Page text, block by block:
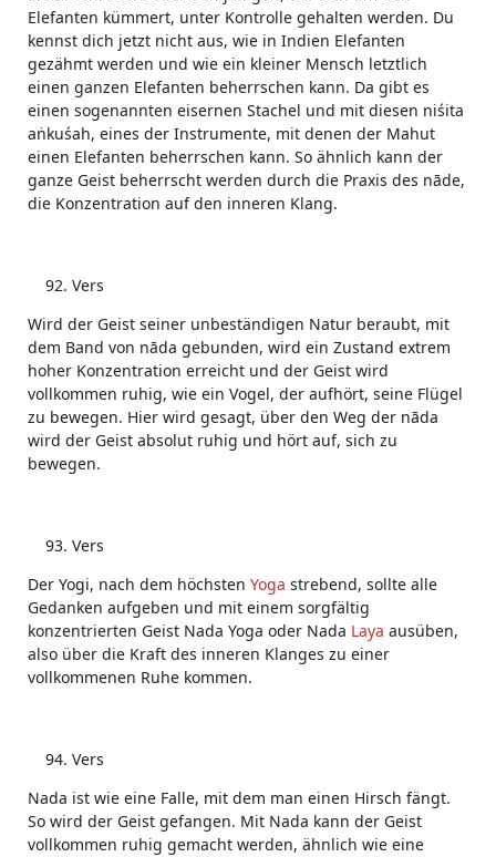
Elefanten kümmert, unter Kontrolle gehalten werden. Du
kennst dich jetzt nicht aus, wie in Indien Elefanten
gezähmt werden und wie ein kleiner Mensch letztlich
einen ganzen Elefanten beherrschen kann. Da gibt es
einen sogenannten eisernen Stachel und mit diesen niśita
aṅkuśah, eines der Instrumente, mit denen der Mahut
einen Elefanten beherrschen kann. So ähnlich kann der
ganze Geist beherrscht werden durch die Praxis des nāde,
die Konzentration auf den inneren Klang.
Vers
Wird der Geist seiner unbeständigen Natur beraubt, mit
dem Band von nāda gebunden, wird ein Zustand extrem
hoher Konzentration erreicht und der Geist wird
vollkommen ruhig, wie ein Vogel, der aufhört, seine Flügel
zu bewegen. Hier wird gesagt, über den Weg der nāda
wird der Geist absolut ruhig und hört auf, sich zu
bewegen.
Vers
Der Yogi, nach dem höchsten Yoga strebend, sollte alle
Gedanken aufgeben und mit einem sorgfältig
konzentrierten Geist Nada Yoga oder Nada Laya ausüben,
also über die Kraft des inneren Klanges zu einer
vollkommenen Ruhe kommen.
Vers
Nada ist wie eine Falle, mit dem man einen Hirsch fängt.
So wird der Geist gefangen. Mit Nada kann der Geist
vollkommen ruhig gemacht werden, ähnlich wie eine